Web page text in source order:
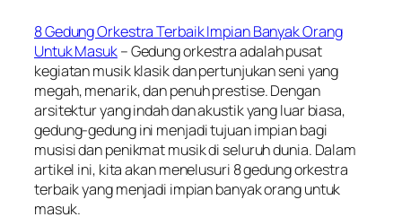
8 Gedung Orkestra Terbaik Impian Banyak Orang
Untuk Masuk– Gedung orkestra adalah pusat
kegiatan musik klasik dan pertunjukan seni yang
megah, menarik, dan penuh prestise. Dengan
arsitektur yang indah dan akustik yang luar biasa,
gedung-gedung ini menjadi tujuan impian bagi
musisi dan penikmat musik di seluruh dunia. Dalam
artikel ini, kita akan menelusuri 8 gedung orkestra
terbaik yang menjadi impian banyak orang untuk
masuk.